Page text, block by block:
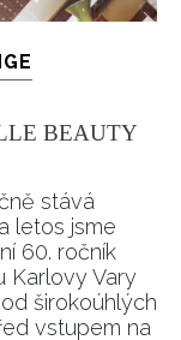
BEAUTY
stává
letos jsme
60. ročník
Karlovy Vary
širokoúhlých
vstupem na